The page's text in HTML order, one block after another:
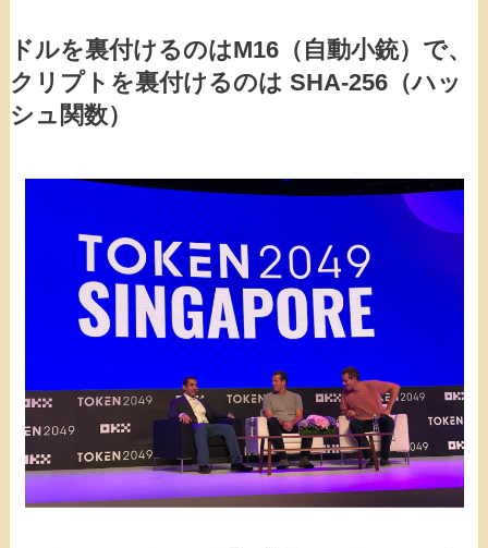
ドルを裏付けるのはM16（自動小銃）で、
クリプトを裏付けるのは SHA-256（ハッ
シュ関数）